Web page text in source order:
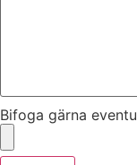
Bifoga gärna